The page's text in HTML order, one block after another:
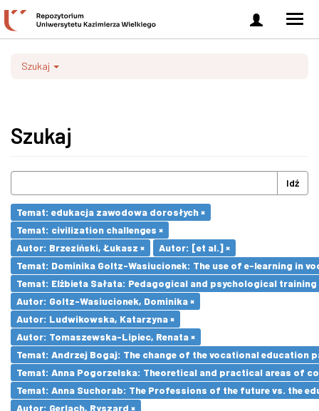
Zaloguj
się
Szukaj
Szukaj
Idź
Temat: edukacja zawodowa dorosłych ×
Temat: civilization challenges ×
Autor: Brzeziński, Łukasz ×
Autor: [et al.] ×
Temat: Dominika Goltz-Wasiucionek: The use of e-learning in
Temat: Elżbieta Sałata: Pedagogical and psychological
Autor: Goltz-Wasiucionek, Dominika ×
Autor: Ludwikowska, Katarzyna ×
Autor: Tomaszewska-Lipiec, Renata ×
Temat: Andrzej Bogaj: The change of the vocational education
Temat: Anna Pogorzelska: Theoretical and practical areas of
Temat: Anna Suchorab: The Professions of the future vs. the
Autor: Gerlach, Ryszard ×